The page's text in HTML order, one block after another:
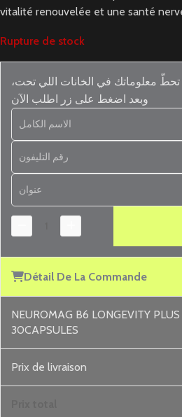
vitalité renouvelée et une santé
Rupture de stock
معلوماتك في الخانات اللي تحت،
وبعد اضغط على زر اطلب الآن
Détail De La Commande
NEUROMAG B6 LONGEVITY
30CAPSULES
Prix ​​de livraison